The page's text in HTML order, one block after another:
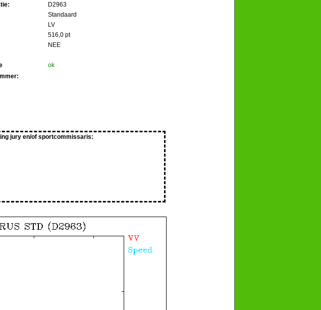
D2963
Standaard
LV
516,0 pt
NEE
ok
jury en/of sportcommissaris: